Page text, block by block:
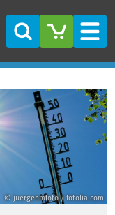
Suche
© juergenmfoto / fotolia.com